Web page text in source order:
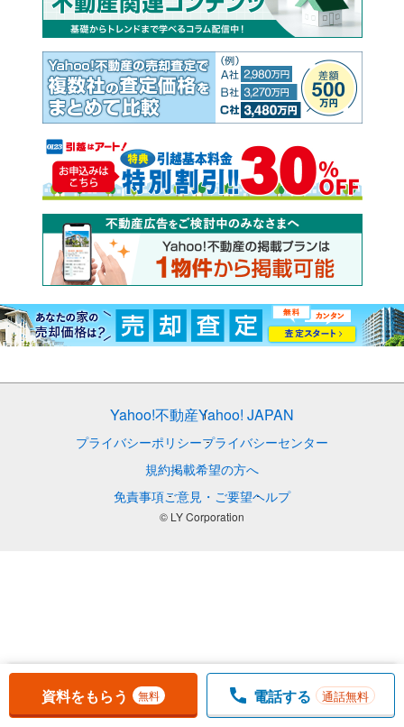
お気に入りに追加しました。 一覧を開く
資料をもらう 無料 電話する 通話無料
Yahoo!不動産Yahoo! JAPAN
プライバシーポリシープライバシーセンター
規約掲載希望の方へ
免責事項ご意見・ご要望ヘルプ
© LY Corporation